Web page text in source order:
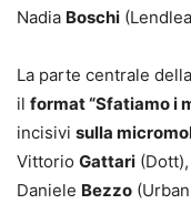
Nadia Boschi
La parte centrale
il format “Sfatiamo i
incisivi sulla
Vittorio Gattari
Daniele Bezzo